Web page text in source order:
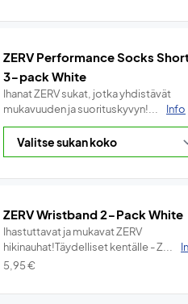
ZERV Performance Socks
3-pack White
Ihanat ZERV sukat, jotka yhdistävät
mukavuuden ja suorituskyvyn!...
Info
ZERV Wristband 2-Pack White
Ihastuttavat ja mukavat ZERV
hikinauhat!Täydelliset kentälle - Z...
5,95€